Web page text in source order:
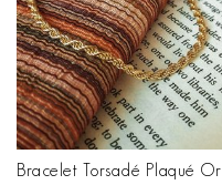
Bracelet Torsadé Plaqué Or